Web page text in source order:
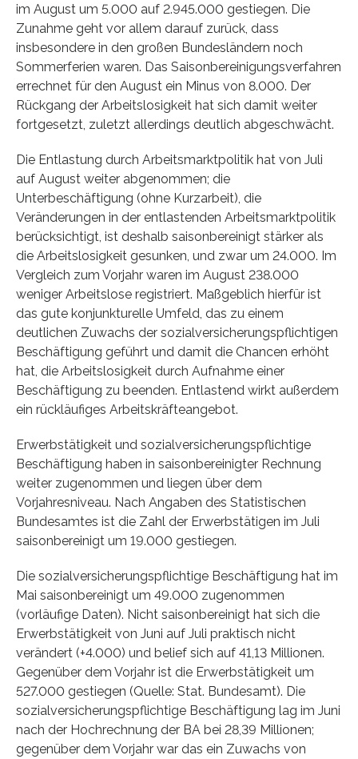
im August um 5.000 auf 2.945.000 gestiegen. Die
Zunahme geht vor allem darauf zurück, dass
insbesondere in den großen Bundesländern noch
Sommerferien waren. Das Saisonbereinigungsverfahren
errechnet für den August ein Minus von 8.000. Der
Rückgang der Arbeitslosigkeit hat sich damit weiter
fortgesetzt, zuletzt allerdings deutlich abgeschwächt.
Die Entlastung durch Arbeitsmarktpolitik hat von Juli
auf August weiter abgenommen; die
Unterbeschäftigung (ohne Kurzarbeit), die
Veränderungen in der entlastenden Arbeitsmarktpolitik
berücksichtigt, ist deshalb saisonbereinigt stärker als
die Arbeitslosigkeit gesunken, und zwar um 24.000. Im
Vergleich zum Vorjahr waren im August 238.000
weniger Arbeitslose registriert. Maßgeblich hierfür ist
das gute konjunkturelle Umfeld, das zu einem
deutlichen Zuwachs der sozialversicherungspflichtigen
Beschäftigung geführt und damit die Chancen erhöht
hat, die Arbeitslosigkeit durch Aufnahme einer
Beschäftigung zu beenden. Entlastend wirkt außerdem
ein rückläufiges Arbeitskräfteangebot.
Erwerbstätigkeit und sozialversicherungspflichtige
Beschäftigung haben in saisonbereinigter Rechnung
weiter zugenommen und liegen über dem
Vorjahresniveau. Nach Angaben des Statistischen
Bundesamtes ist die Zahl der Erwerbstätigen im Juli
saisonbereinigt um 19.000 gestiegen.
Die sozialversicherungspflichtige Beschäftigung hat im
Mai saisonbereinigt um 49.000 zugenommen
(vorläufige Daten). Nicht saisonbereinigt hat sich die
Erwerbstätigkeit von Juni auf Juli praktisch nicht
verändert (+4.000) und belief sich auf 41,13 Millionen.
Gegenüber dem Vorjahr ist die Erwerbstätigkeit um
527.000 gestiegen (Quelle: Stat. Bundesamt). Die
sozialversicherungspflichtige Beschäftigung lag im Juni
nach der Hochrechnung der BA bei 28,39 Millionen;
gegenüber dem Vorjahr war das ein Zuwachs von